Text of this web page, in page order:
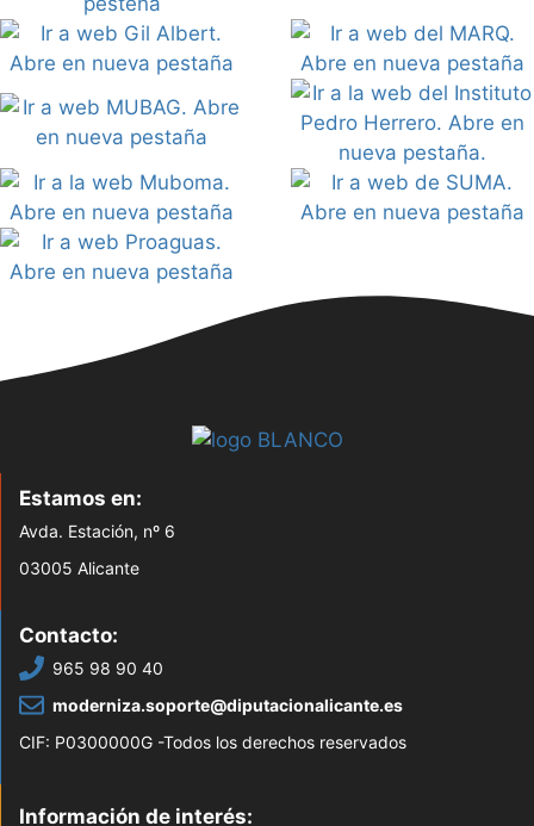
Estamos en:
Avda. Estación, nº 6
03005 Alicante
Contacto:
965 98 90 40
moderniza.soporte@diputacionalicante.es
CIF: P0300000G -Todos los derechos reservados
Información de interés: